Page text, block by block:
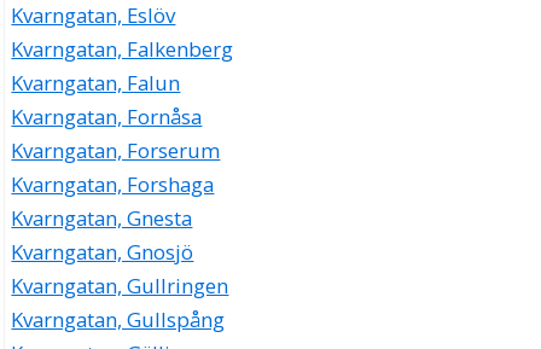
Kvarngatan, Eslöv
Kvarngatan, Falkenberg
Kvarngatan, Falun
Kvarngatan, Fornåsa
Kvarngatan, Forserum
Kvarngatan, Forshaga
Kvarngatan, Gnesta
Kvarngatan, Gnosjö
Kvarngatan, Gullringen
Kvarngatan, Gullspång